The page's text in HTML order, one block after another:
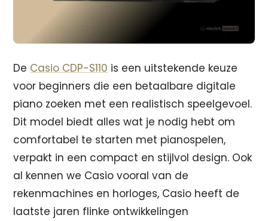
De Casio CDP-S110 is een uitstekende keuze
voor beginners die een betaalbare digitale
piano zoeken met een realistisch speelgevoel.
Dit model biedt alles wat je nodig hebt om
comfortabel te starten met pianospelen,
verpakt in een compact en stijlvol design. Ook
al kennen we Casio vooral van de
rekenmachines en horloges, Casio heeft de
laatste jaren flinke ontwikkelingen